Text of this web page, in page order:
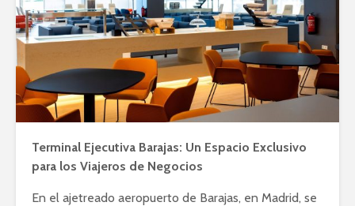
Terminal Ejecutiva Barajas: Un Espacio Exclusivo
para los Viajeros de Negocios
En el ajetreado aeropuerto de Barajas, en Madrid, se